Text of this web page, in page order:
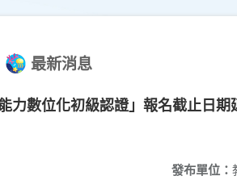
最新消息
力數位化初級認證」報名截止日期
發布單位：